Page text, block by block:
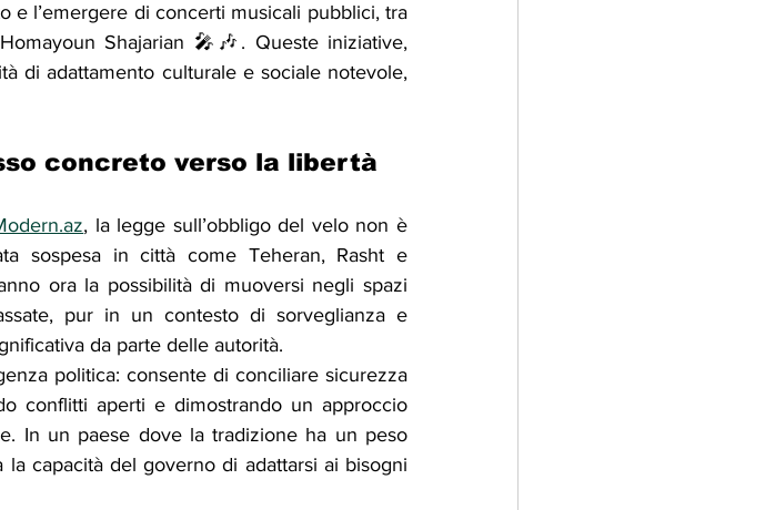
e l’emergere di concerti musicali pubblici, tra
Shajarian 🎤🎶. Queste iniziative,
di adattamento culturale e sociale notevole,
concreto verso la libertà
, la legge sull’obbligo del velo non è
sospesa in città come Teheran, Rasht e
ora la possibilità di muoversi negli spazi
pur in un contesto di sorveglianza e
da parte delle autorità.
politica: consente di conciliare sicurezza
conflitti aperti e dimostrando un approccio
In un paese dove la tradizione ha un peso
capacità del governo di adattarsi ai bisogni